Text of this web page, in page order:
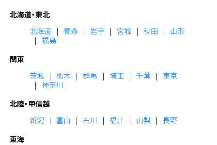
北海道・東北
北海道
青森 岩手 宮城 秋田
山形
福島
関東
茨城
栃木 群馬 埼玉 千葉
東京
神奈川
北陸・甲信越
新潟
富山 石川 福井 山梨
長野
東海